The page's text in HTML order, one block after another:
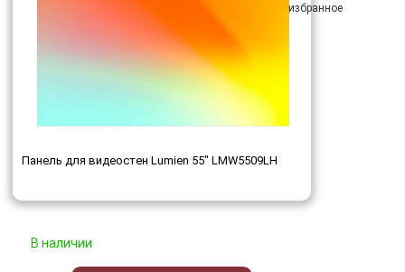
Панель для видеостен Lumien 55" LMW5509LH
В наличии